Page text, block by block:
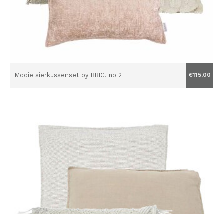
Mooie sierkussenset by BRIC. no 2 €115,00